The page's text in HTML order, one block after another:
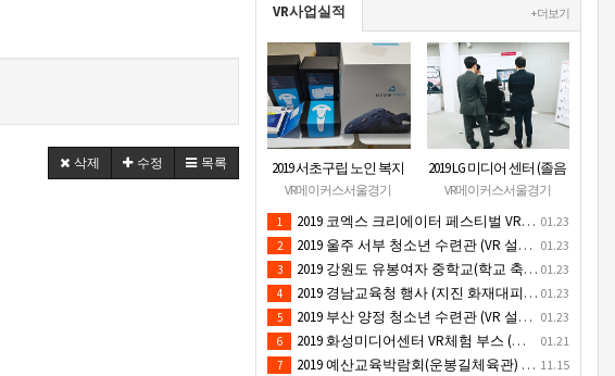
삭제 수정 목록
VR사업실적 + 더보기
2019 서초구립 노인 복지
관 (VR 설치) - VR 구축 판
VR메이커스서울경기
2019 LG 미디어 센터 (졸음
운전/ 음주운전 체험 행
사) VR 체험 - VR 렌탈대여
행사
VR메이커스서울경기
01.23
1 2019 코엑스 크리에이터 페스티벌 VR체험 부스 (인기 VR 체험) - VR렌탈대여 행사
01.23
2 2019 울주 서부 청소년 수련관 (VR 설치) - VR 구축 판매
01.23
3 2019 강원도 유봉여자 중학교(학교 축제 행사 / 인기 VR 컨텐츠 ) - VR렌탈대여 행사
01.23
4 2019 경남교육청 행사 (지진 화재대피 / VR 체험) _ VR 렌탈대여행사
01.23
5 2019 부산 양정 청소년 수련관 (VR 설치) - VR구축 판매
01.21
6 2019 화성미디어센터 VR체험 부스 (인기 4D 시뮬레이터 체험)- VR렌탈
11.15
7 2019 예산교육박람회(운봉길체육관) VR체험부스(직업진로체험 / 인기VR체험)-VR렌탈대여행사